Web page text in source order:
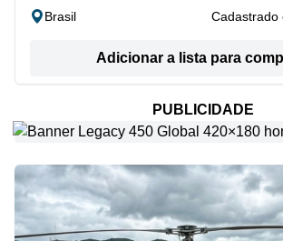
Brasil Cadastrado
Adicionar a lista para
PUBLICIDADE